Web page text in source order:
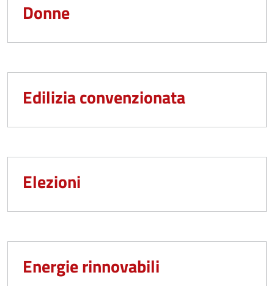
Donne
Edilizia convenzionata
Elezioni
Energie rinnovabili